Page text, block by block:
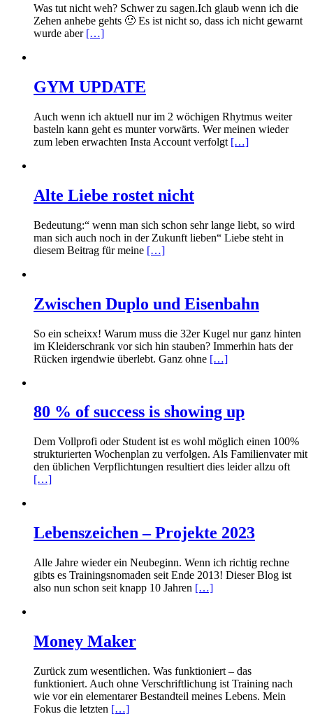
Was tut nicht weh? Schwer zu sagen.Ich glaub wenn ich die
Zehen anhebe gehts 🙂 Es ist nicht so, dass ich nicht gewarnt
wurde aber […]
GYM UPDATE
Auch wenn ich aktuell nur im 2 wöchigen Rhytmus weiter
basteln kann geht es munter vorwärts. Wer meinen wieder
zum leben erwachten Insta Account verfolgt […]
Alte Liebe rostet nicht
Bedeutung:“ wenn man sich schon sehr lange liebt, so wird
man sich auch noch in der Zukunft lieben“ Liebe steht in
diesem Beitrag für meine […]
Zwischen Duplo und Eisenbahn
So ein scheixx! Warum muss die 32er Kugel nur ganz hinten
im Kleiderschrank vor sich hin stauben? Immerhin hats der
Rücken irgendwie überlebt. Ganz ohne […]
80 % of success is showing up
Dem Vollprofi oder Student ist es wohl möglich einen 100%
strukturierten Wochenplan zu verfolgen. Als Familienvater mit
den üblichen Verpflichtungen resultiert dies leider allzu oft
[…]
Lebenszeichen – Projekte 2023
Alle Jahre wieder ein Neubeginn. Wenn ich richtig rechne
gibts es Trainingsnomaden seit Ende 2013! Dieser Blog ist
also nun schon seit knapp 10 Jahren […]
Money Maker
Zurück zum wesentlichen. Was funktioniert – das
funktioniert. Auch ohne Verschriftlichung ist Training nach
wie vor ein elementarer Bestandteil meines Lebens. Mein
Fokus die letzten […]